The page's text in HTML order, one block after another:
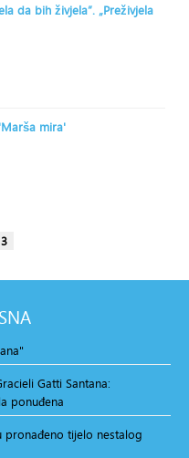
da bih živjela“. „Preživjela
mira'
3
Gatti Santana:
ponuđena
pronađeno tijelo nestalog